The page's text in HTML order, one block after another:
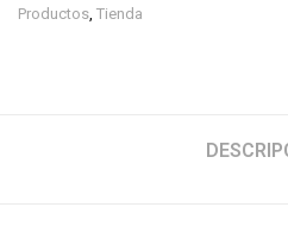
Productos, Tienda